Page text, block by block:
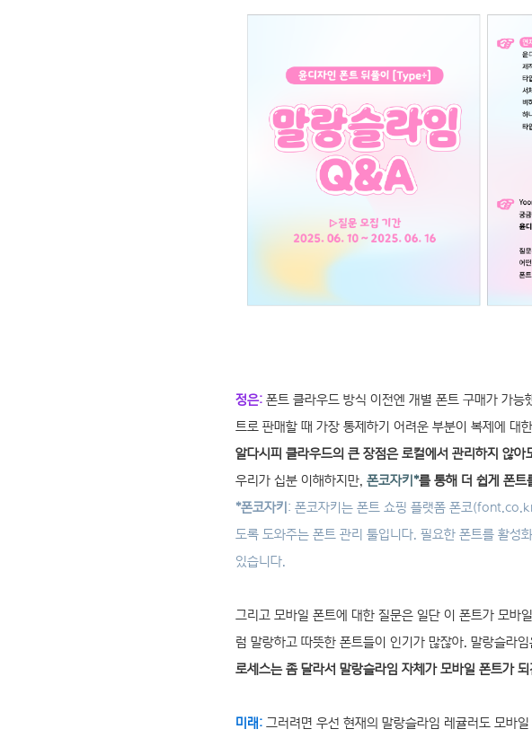
정은: 폰트 클라우드 방식 이전엔 개별 폰트 구매가 가
트로 판매할 때 가장 통제하기 어려운 부분이 복제에 대
알다시피 클라우드의 큰 장점은 로컬에서 관리하지 않아
우리가 십분 이해하지만, 폰코자키*를 통해 더 쉽게 폰트
*폰코자키 : 폰코자키 는 폰트 쇼핑 플랫폼 폰코
도록 도와주는 폰트 관리 툴입니다. 필요한 폰트를 활성
있습니다.
그리고 모바일 폰트에 대한 질문은 일단 이 폰트가 모바
럼 말랑하고 따뜻한 폰트들이 인기가 많잖아. 말랑슬라
로세스는 좀 달라서 말랑슬라임 자체가 모바일 폰트가
미래: 그러려면 우선 현재의 말랑슬라임 레귤러도 모바